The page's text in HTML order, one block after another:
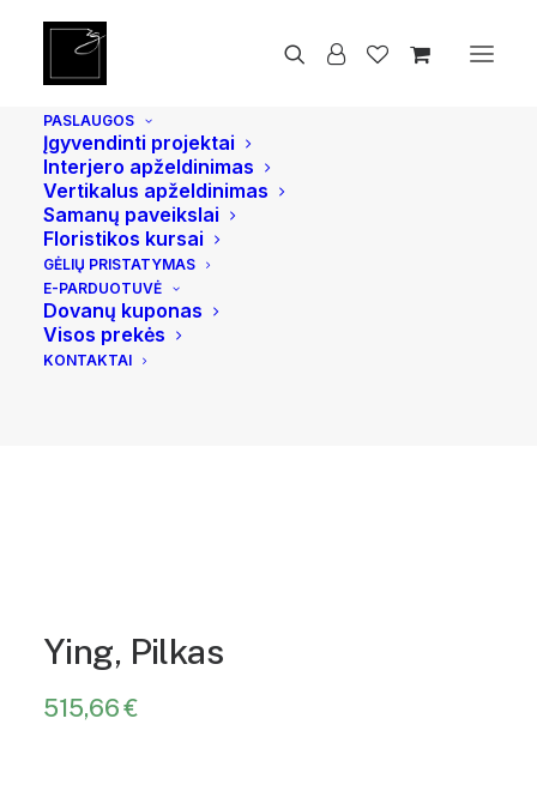
PASLAUGOS
Įgyvendinti projektai
Interjero apželdinimas
Vertikalus apželdinimas
Samanų paveikslai
Floristikos kursai
GĖLIŲ PRISTATYMAS
E-PARDUOTUVĖ
Dovanų kuponas
Visos prekės
KONTAKTAI
Pradžia Vidaus ir lauko vazonai Ying, Pilkas
Ying, Pilkas
515,66€